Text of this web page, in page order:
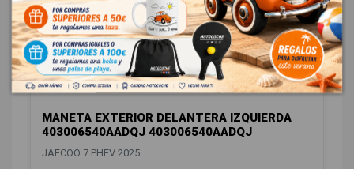
MANETA EXTERIOR DELANTERA IZQUIERDA
403006540AADQJ 403006540AADQJ
JAECOO 7 PHEV 2025